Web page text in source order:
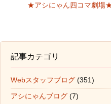
★アシにゃん四コマ劇場
記事カテゴリ
Webスタッフブログ (351)
アシにゃんブログ (7)